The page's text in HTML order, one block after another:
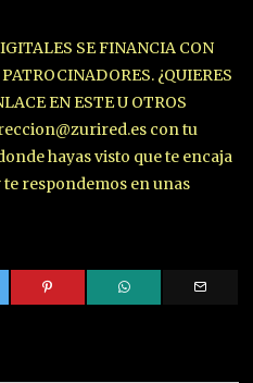
SE FINANCIA CON
¿QUIERES
EN ESTE U OTROS
con tu
hayas visto que te encaja
respondemos en unas